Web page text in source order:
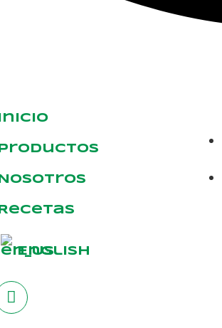
Inicio
Productos
Nosotros
Recetas
English